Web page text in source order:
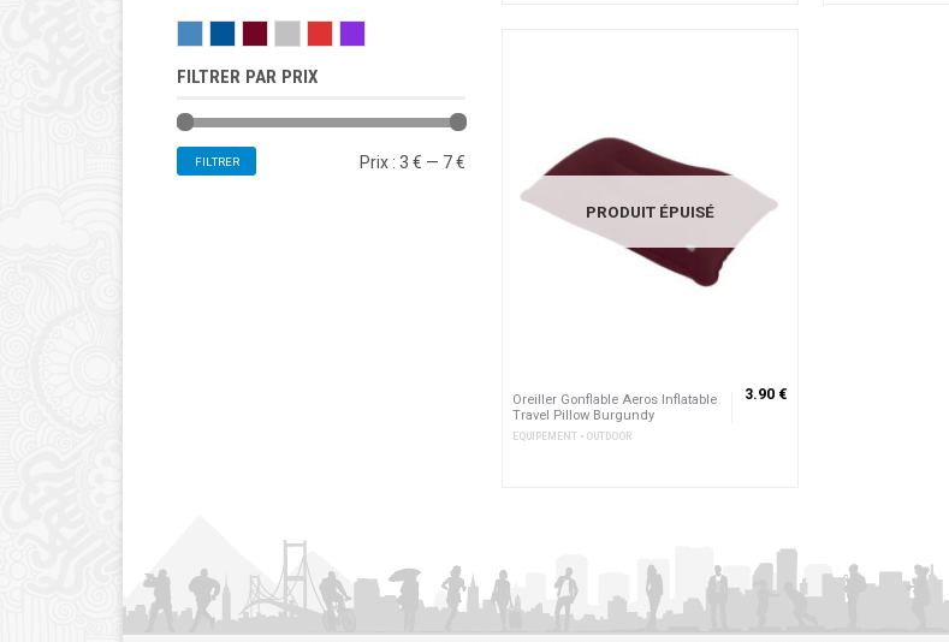
PRODUIT ÉPUISÉ
Oreiller Gonflable Aeros Inflatable
Travel Pillow Burgundy
EQUIPEMENT • OUTDOOR
3.90 €
FILTRER PAR PRIX
FILTRER Prix : 3 € — 7 €